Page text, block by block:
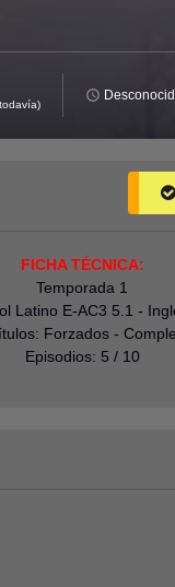
FICHA TÉCNICA:
Temporada 1
Latino E-AC3 5.1 -
Forzados -
Episodios: 5 / 10